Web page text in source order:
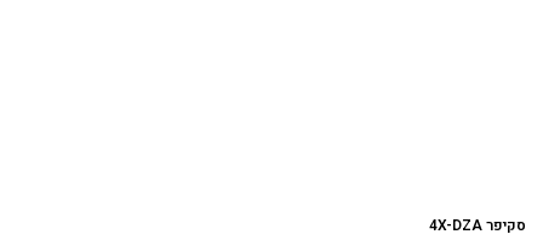
סקיפר 4X-DZA